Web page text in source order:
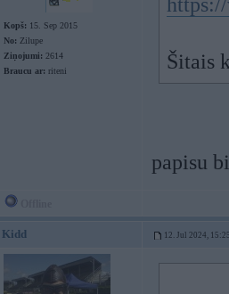
Kopš: 15. Sep 2015
No: Zilupe
Ziņojumi: 2614
Braucu ar: riteni Šitais
papisu
Kidd 12. Jul 2024,